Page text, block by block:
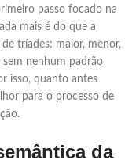
passo focado na
mais é do que a
tríades: maior, menor,
nenhum padrão
isso, quanto antes
para o processo de
da